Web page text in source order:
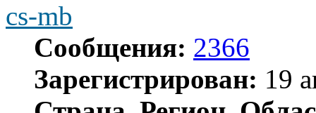
cs-mb
Сообщения: 2366
Зарегистрирован: 19